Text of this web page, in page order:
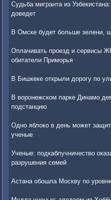
Судьба мигранта из
доведет
В Омске будет больше зелени,
Оплачивать проезд и сервисы
обитатели Приморья
В Бишкеке открыли дорогу по
В воронежском парке Динамо
подстанцию
Одно яблоко в день может
ученые
Ученые: подкаблучничество
разрушения семей
Астана обошла Москву по